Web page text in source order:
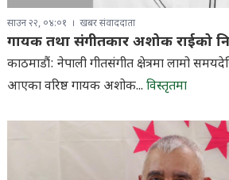
साउन २२, ०४:०१ खबर संवाददाता
गायक तथा संगीतकार अशोक राईको
काठमाडौं: नेपाली गीतसंगीत क्षेत्रमा लामो
आएका वरिष्ठ गायक अशोक... विस्तृतमा